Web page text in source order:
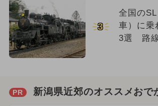
3
全国の
車）に乗
3選 路線
PR 新潟県近郊のオススメおで